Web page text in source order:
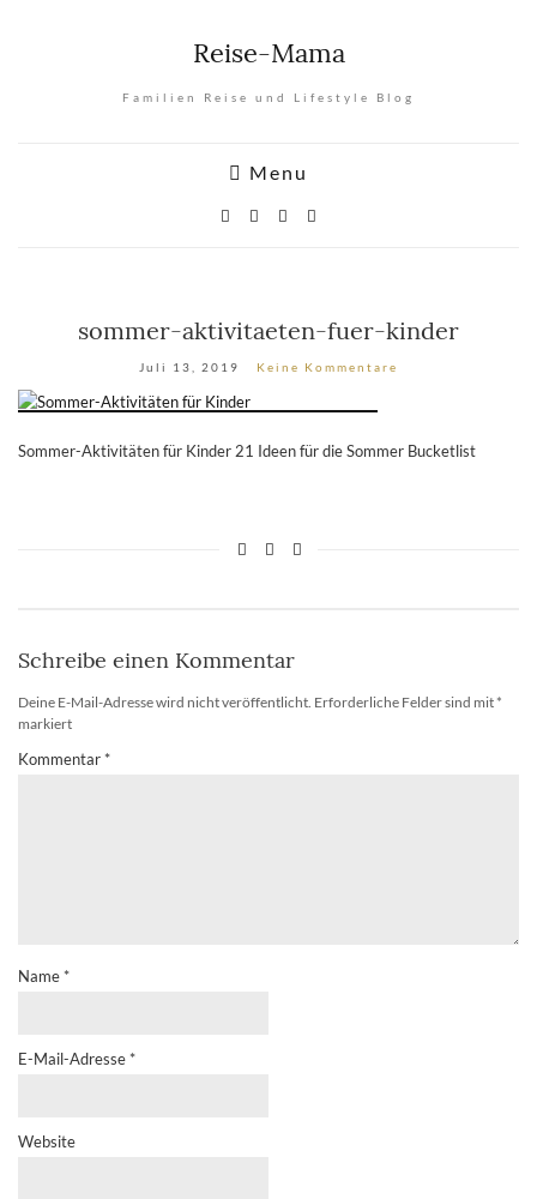
Reise-Mama
Familien Reise und Lifestyle Blog
Menu
sommer-aktivitaeten-fuer-kinder
Juli 13, 2019 Keine Kommentare
Sommer-Aktivitäten für Kinder 21 Ideen für die Sommer Bucketlist
Schreibe einen Kommentar
Deine E-Mail-Adresse wird nicht veröffentlicht. Erforderliche Felder sind mit *
markiert
Kommentar *
Name *
E-Mail-Adresse *
Website